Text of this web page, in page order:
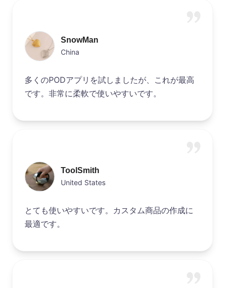
SnowMan
China
多くのPODアプリを試しましたが、これが最高
です。非常に柔軟で使いやすいです。
ToolSmith
United States
とても使いやすいです。カスタム商品の作成に
最適です。